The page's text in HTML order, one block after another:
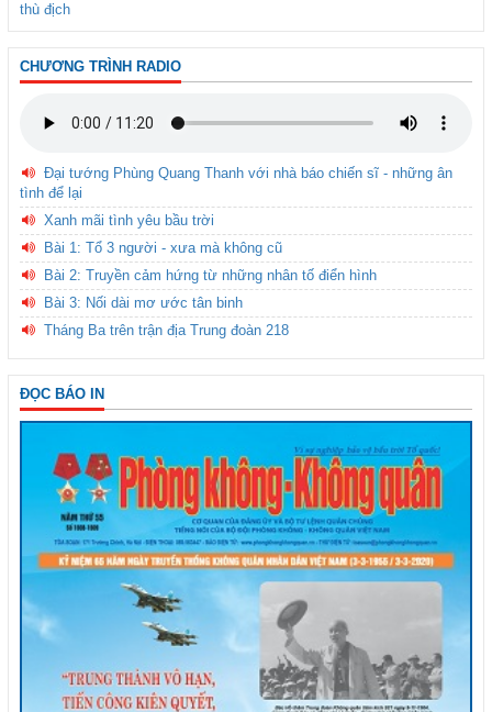
thù địch
CHƯƠNG TRÌNH RADIO
Đại tướng Phùng Quang Thanh với nhà báo chiến sĩ - những ân
tình để lại
Xanh mãi tình yêu bầu trời
Bài 1: Tổ 3 người - xưa mà không cũ
Bài 2: Truyền cảm hứng từ những nhân tố điển hình
Bài 3: Nối dài mơ ước tân binh
Tháng Ba trên trận địa Trung đoàn 218
ĐỌC BÁO IN